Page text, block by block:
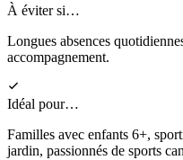
À éviter si…
Longues absences
accompagnement.
Idéal pour…
Familles avec enfants 6+,
jardin, passionnés de sports